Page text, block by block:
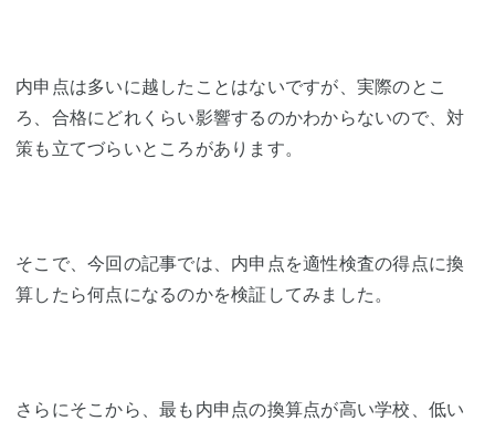
内申点は多いに越したことはないですが、実際のとこ
ろ、合格にどれくらい影響するのかわからないので、対
策も立てづらいところがあります。
そこで、今回の記事では、内申点を適性検査の得点に換
算したら何点になるのかを検証してみました。
さらにそこから、最も内申点の換算点が高い学校、低い